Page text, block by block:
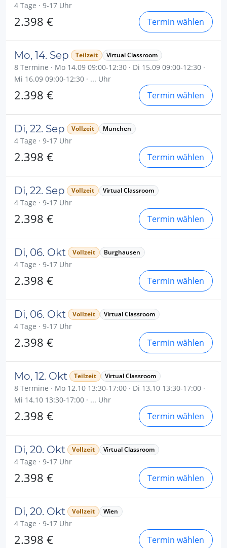
4 Tage · 9-17 Uhr
2.398 € Termin wählen
Mo, 14. Sep Teilzeit Virtual Classroom
8 Termine · Mo 14.09 09:00-12:30 · Di 15.09 09:00-12:30 ·
Mi 16.09 09:00-12:30 · ... Uhr
2.398 € Termin wählen
Di, 22. Sep Vollzeit München
4 Tage · 9-17 Uhr
2.398 € Termin wählen
Di, 22. Sep Vollzeit Virtual Classroom
4 Tage · 9-17 Uhr
2.398 € Termin wählen
Di, 06. Okt Vollzeit Burghausen
4 Tage · 9-17 Uhr
2.398 € Termin wählen
Di, 06. Okt Vollzeit Virtual Classroom
4 Tage · 9-17 Uhr
2.398 € Termin wählen
Mo, 12. Okt Teilzeit Virtual Classroom
8 Termine · Mo 12.10 13:30-17:00 · Di 13.10 13:30-17:00 ·
Mi 14.10 13:30-17:00 · ... Uhr
2.398 € Termin wählen
Di, 20. Okt Vollzeit Virtual Classroom
4 Tage · 9-17 Uhr
2.398 € Termin wählen
Di, 20. Okt Vollzeit Wien
4 Tage · 9-17 Uhr
2.398 € Termin wählen